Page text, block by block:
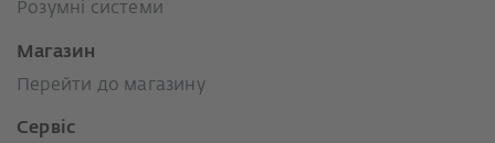
Розумні системи
Магазин
Перейти до магазину
Сервіс